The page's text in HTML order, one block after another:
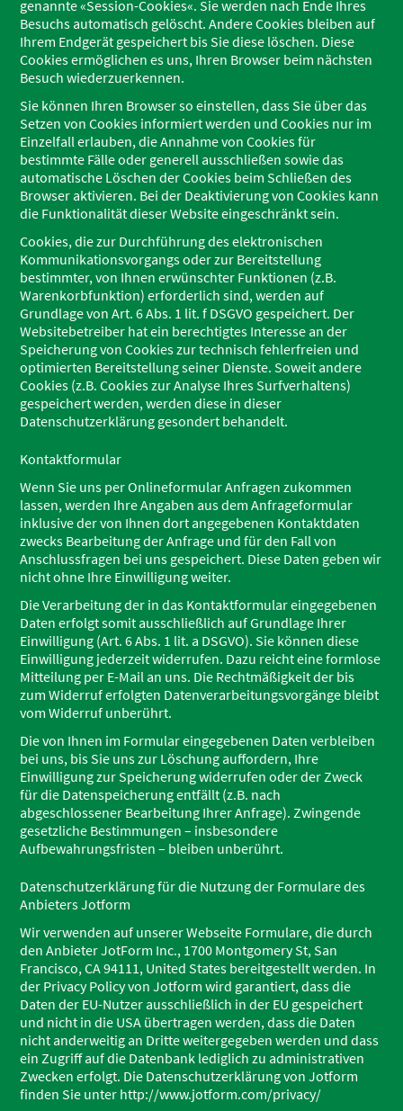
genannte «Session-Cookies«. Sie werden nach Ende Ihres
Besuchs automatisch gelöscht. Andere Cookies bleiben auf
Ihrem Endgerät gespeichert bis Sie diese löschen. Diese
Cookies ermöglichen es uns, Ihren Browser beim nächsten
Besuch wiederzuerkennen.
Sie können Ihren Browser so einstellen, dass Sie über das
Setzen von Cookies informiert werden und Cookies nur im
Einzelfall erlauben, die Annahme von Cookies für
bestimmte Fälle oder generell ausschließen sowie das
automatische Löschen der Cookies beim Schließen des
Browser aktivieren. Bei der Deaktivierung von Cookies kann
die Funktionalität dieser Website eingeschränkt sein.
Cookies, die zur Durchführung des elektronischen
Kommunikationsvorgangs oder zur Bereitstellung
bestimmter, von Ihnen erwünschter Funktionen (z.B.
Warenkorbfunktion) erforderlich sind, werden auf
Grundlage von Art. 6 Abs. 1 lit. f DSGVO gespeichert. Der
Websitebetreiber hat ein berechtigtes Interesse an der
Speicherung von Cookies zur technisch fehlerfreien und
optimierten Bereitstellung seiner Dienste. Soweit andere
Cookies (z.B. Cookies zur Analyse Ihres Surfverhaltens)
gespeichert werden, werden diese in dieser
Datenschutzerklärung gesondert behandelt.
Kontaktformular
Wenn Sie uns per Onlineformular Anfragen zukommen
lassen, werden Ihre Angaben aus dem Anfrageformular
inklusive der von Ihnen dort angegebenen Kontaktdaten
zwecks Bearbeitung der Anfrage und für den Fall von
Anschlussfragen bei uns gespeichert. Diese Daten geben wir
nicht ohne Ihre Einwilligung weiter.
Die Verarbeitung der in das Kontaktformular eingegebenen
Daten erfolgt somit ausschließlich auf Grundlage Ihrer
Einwilligung (Art. 6 Abs. 1 lit. a DSGVO). Sie können diese
Einwilligung jederzeit widerrufen. Dazu reicht eine formlose
Mitteilung per E-Mail an uns. Die Rechtmäßigkeit der bis
zum Widerruf erfolgten Datenverarbeitungsvorgänge bleibt
vom Widerruf unberührt.
Die von Ihnen im Formular eingegebenen Daten verbleiben
bei uns, bis Sie uns zur Löschung auffordern, Ihre
Einwilligung zur Speicherung widerrufen oder der Zweck
für die Datenspeicherung entfällt (z.B. nach
abgeschlossener Bearbeitung Ihrer Anfrage). Zwingende
gesetzliche Bestimmungen – insbesondere
Aufbewahrungsfristen – bleiben unberührt.
Datenschutzerklärung für die Nutzung der Formulare des
Anbieters Jotform
Wir verwenden auf unserer Webseite Formulare, die durch
den Anbieter JotForm Inc., 1700 Montgomery St, San
Francisco, CA 94111, United States bereitgestellt werden. In
der Privacy Policy von Jotform wird garantiert, dass die
Daten der EU-Nutzer ausschließlich in der EU gespeichert
und nicht in die USA übertragen werden, dass die Daten
nicht anderweitig an Dritte weitergegeben werden und dass
ein Zugriff auf die Datenbank lediglich zu administrativen
Zwecken erfolgt. Die Datenschutzerklärung von Jotform
finden Sie unter http://www.jotform.com/privacy/